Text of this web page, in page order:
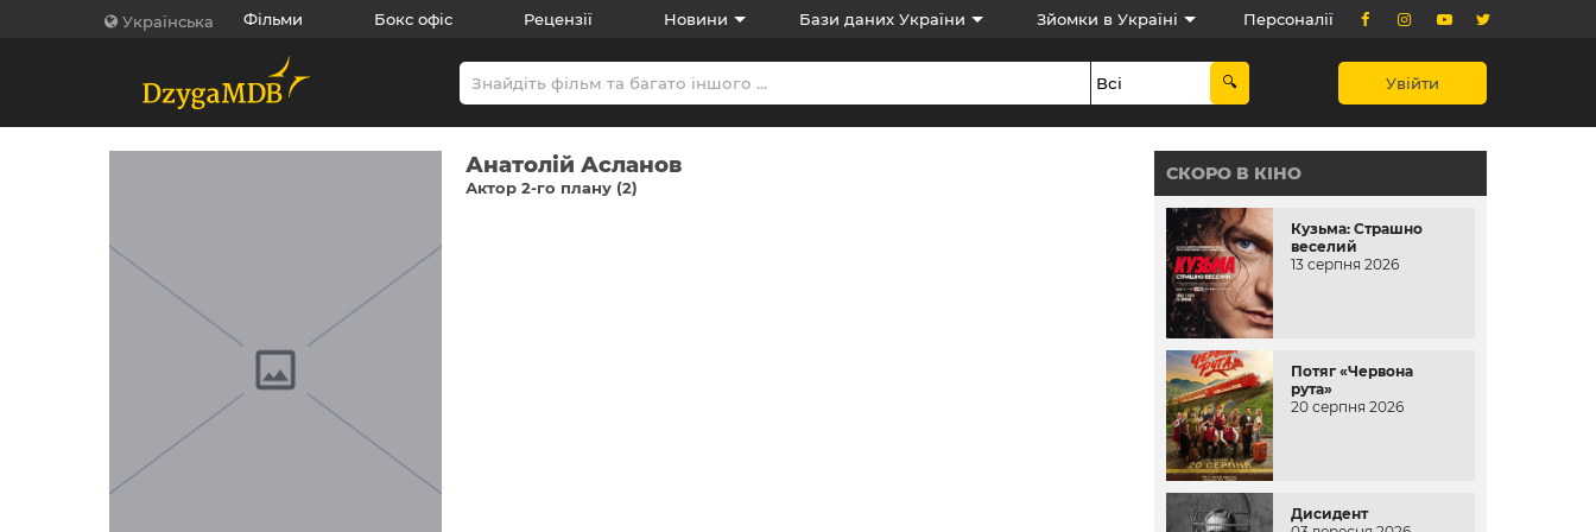
Українська Фільми Бокс офіс Рецензії Новини Бази даних України Зйомки в Україні Персоналії
Увійти
Анатолій Асланов
Актор 2-го плану (2)
СКОРО В КІНО
Кузьма: Страшно
веселий
13 серпня 2026
Потяг «Червона
рута»
20 серпня 2026
Дисидент